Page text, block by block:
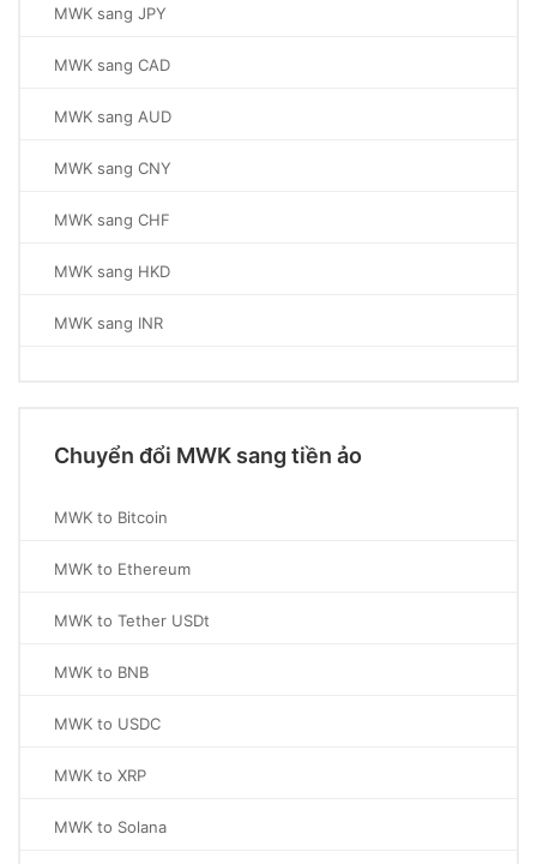
MWK sang JPY
MWK sang CAD
MWK sang AUD
MWK sang CNY
MWK sang CHF
MWK sang HKD
MWK sang INR
Chuyển đổi MWK sang tiền ảo
MWK to Bitcoin
MWK to Ethereum
MWK to Tether USDt
MWK to BNB
MWK to USDC
MWK to XRP
MWK to Solana